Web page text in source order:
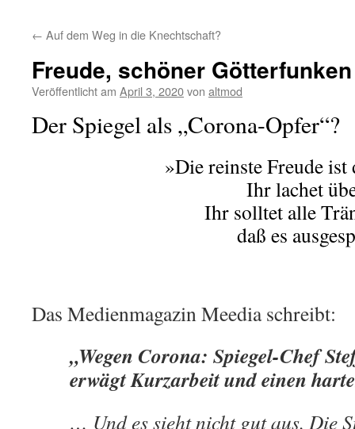
← Auf dem Weg in die Knechtschaft?
Freude, schöner
Veröffentlicht am April 3, 2020von altmod
Der Spiegel als „Corona-Opfer“?
»Die reinste Freude
Ihr lachet
Ihr solltet alle
daß es
Das Medienmagazin Meedia schreibt:
„Wegen Corona: Spiegel-Chef
erwägt Kurzarbeit und einen
… Und es sieht nicht gut aus. Die